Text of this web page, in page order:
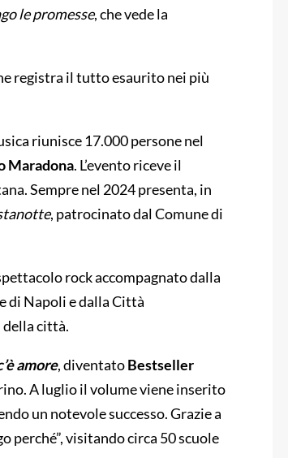
le promesse, che vede la
registra il tutto esaurito nei più
riunisce 17.000 persone nel
Maradona. L’evento riceve il
Sempre nel 2024 presenta, in
, patrocinato dal Comune di
rock accompagnato dalla
di Napoli e dalla Città
città.
amore, diventatoBestseller
A luglio il volume viene inserito
un notevole successo. Grazie a
perché”, visitando circa 50 scuole